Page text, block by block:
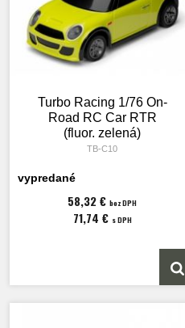
Turbo Racing 1/76 On-
Road RC Car RTR
(fluor. zelená)
TB-C10
vypredané
58,32 €bez DPH
71,74 € s DPH